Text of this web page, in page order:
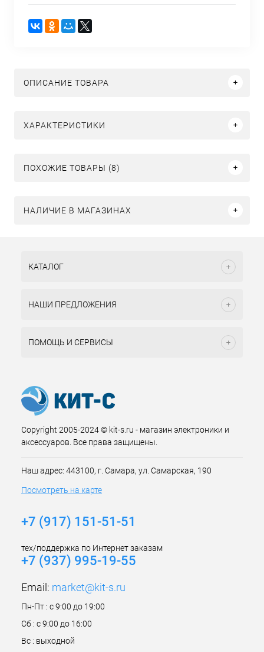
ОПИСАНИЕ ТОВАРА
ХАРАКТЕРИСТИКИ
ПОХОЖИЕ ТОВАРЫ (8)
НАЛИЧИЕ В МАГАЗИНАХ
КАТАЛОГ
НАШИ ПРЕДЛОЖЕНИЯ
ПОМОЩЬ И СЕРВИСЫ
Copyright 2005-2024 © kit-s.ru - магазин электроники и
аксессуаров. Все права защищены.
Наш адрес: 443100, г. Самара, ул. Самарская, 190
Посмотреть на карте
+7 (917) 151-51-51
тех/поддержка по Интернет заказам
+7 (937) 995-19-55
Email: market@kit-s.ru
Пн-Пт : с 9:00 до 19:00
Сб : с 9:00 до 16:00
Вс : выходной